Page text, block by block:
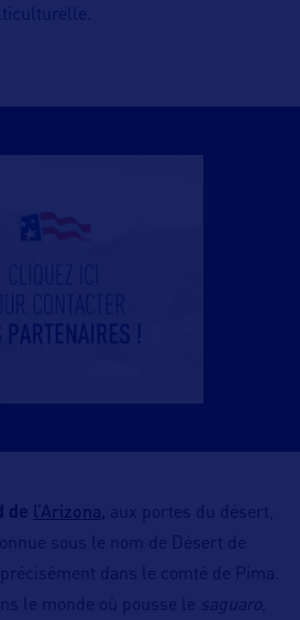
de l’Arizona, aux portes du désert,
sous le nom de Désert de
dans le comté de Pima.
le monde où pousse le saguaro